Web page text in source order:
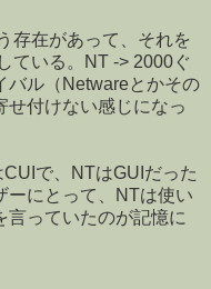
存在があって、それを
ている。NT -> 2000ぐ
バル（Netwareとかその
せ付けない感じになっ
で、NTはGUIだった
ーにとって、NTは使い
言っていたのが記憶に